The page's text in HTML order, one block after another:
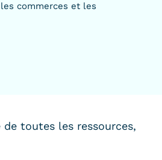
commerces et les
toutes les ressources,